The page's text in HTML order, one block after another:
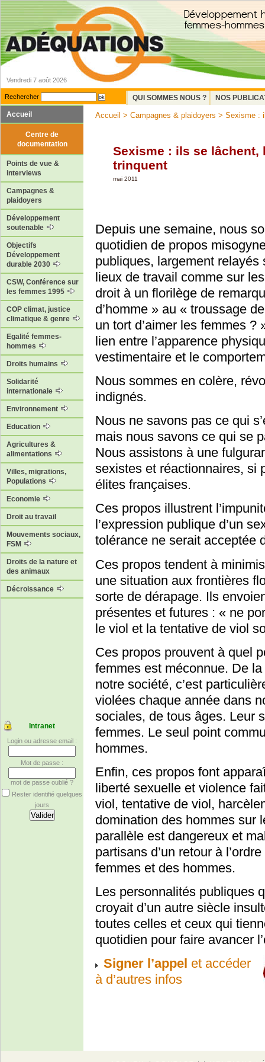
Vendredi 7 août 2026
Rechercher QUI SOMMES NOUS ?
NOS
Accueil
Centre de
documentation
Points de vue &
interviews
Campagnes &
plaidoyers
Développement
soutenable
Objectifs
Développement
durable 2030
CSW, Conférence sur
les femmes 1995
COP climat, justice
climatique & genre
Egalité femmes-
hommes
Droits humains
Solidarité
internationale
Environnement
Education
Agricultures &
alimentations
Villes, migrations,
Populations
Economie
Droit au travail
Mouvements sociaux,
FSM
Droits de la nature et
des animaux
Décroissance
Intranet
Login ou adresse email :
Mot de passe :
mot de passe oublié ?
Rester identifié quelques
jours
Accueil > Campagnes & plaidoyers > Sexisme :
Sexisme : ils se lâchent,
trinquent
mai 2011
Depuis une semaine, nous
quotidien de propos
publiques, largement
lieux de travail comme sur
droit à un florilège de
d’homme » au « troussage
un tort d’aimer les femmes
lien entre l’apparence
vestimentaire et le
Nous sommes en colère,
indignés.
Nous ne savons pas ce qui
mais nous savons ce qui se
Nous assistons à une
sexistes et réactionnaires, si
élites françaises.
Ces propos illustrent
l’expression publique d’un
tolérance ne serait acceptée
Ces propos tendent à
une situation aux frontières
sorte de dérapage. Ils
présentes et futures : « ne
le viol et la tentative de viol
Ces propos prouvent à quel
femmes est méconnue. De
notre société, c’est
violées chaque année dans
sociales, de tous âges. Leur
femmes. Le seul point
hommes.
Enfin, ces propos font
liberté sexuelle et violence
viol, tentative de viol,
domination des hommes sur
parallèle est dangereux et
partisans d’un retour à
femmes et des hommes.
Les personnalités publiques
croyait d’un autre siècle
toutes celles et ceux qui
quotidien pour faire avancer
Signer l’appel et accéder
à d’autres infos